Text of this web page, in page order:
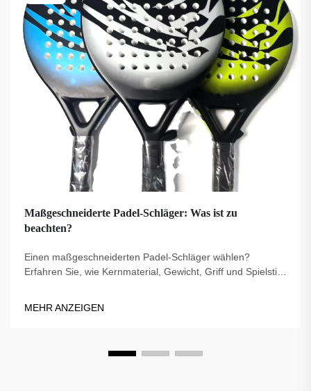
Maßgeschneiderte Padel-Schläger: Was ist zu
beachten?
Einen maßgeschneiderten Padel-Schläger wählen?
Erfahren Sie, wie Kernmaterial, Gewicht, Griff und Spielstil
MEHR ANZEIGEN